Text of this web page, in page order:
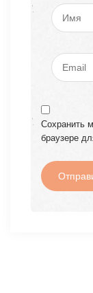
Сохранить
браузере